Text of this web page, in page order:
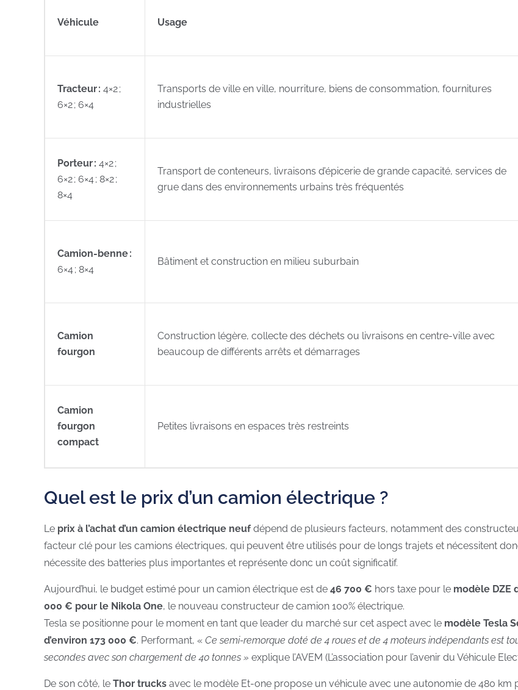
Véhicule Usage
Tracteur : 4×2 ;
6×2 ; 6×4
Transports de ville en ville, nourriture, biens de consommation, fournitures
industrielles
Porteur : 4×2 ;
6×2 ; 6×4 ; 8×2 ;
8×4
Transport de conteneurs, livraisons d’épicerie de grande capacité, services de
grue dans des environnements urbains très fréquentés
Camion-benne :
6×4 ; 8×4
Bâtiment et construction en milieu suburbain
Camion
fourgon
Construction légère, collecte des déchets ou livraisons en centre-ville avec
beaucoup de différents arrêts et démarrages
Camion
fourgon
compact
Petites livraisons en espaces très restreints
Quel est le prix d’un camion électrique ?
Le prix à l’achat d’un camion électrique neufdépend de plusieurs facteurs, notamment des
facteur clé pour les camions électriques, qui peuvent être utilisés pour de longs trajets et nécessitent
nécessite des batteries plus importantes et représente donc un coût significatif.
Aujourd’hui, le budget estimé pour un camion électrique est de 46 700 € hors taxe pour le modèle DZE
000 € pour le Nikola One, le nouveau constructeur de camion 100% électrique.
Tesla se positionne pour le moment en tant que leader du marché sur cet aspect avec le modèle Tesla
d’environ 173 000 €. Performant, « Ce semi-remorque doté de 4 roues et de 4 moteurs indépendants est
secondes avec son chargement de 40 tonnes » explique l’AVEM (L’association pour l’avenir du Véhicule
De son côté, le Thor trucks avec le modèle Et-one propose un véhicule avec une autonomie de 480 km